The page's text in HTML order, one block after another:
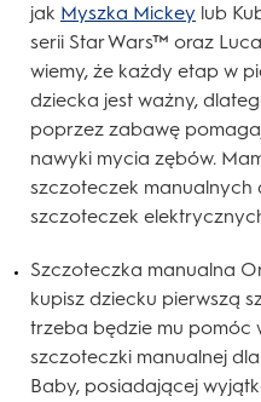
jak Myszka Mickey lub
serii Star Wars™ oraz
wiemy, że każdy etap w
dziecka jest ważny,
poprzez zabawę
nawyki mycia zębów.
szczoteczek manualnych
szczoteczek
Szczoteczka manualna
kupisz dziecku pierwszą
trzeba będzie mu pomóc
szczoteczki manualnej
Baby, posiadającej